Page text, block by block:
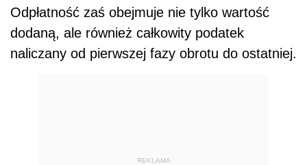
Odpłatność zaś obejmuje nie tylko wartość
dodaną, ale również całkowity podatek
naliczany od pierwszej fazy obrotu do ostatniej.
REKLAMA